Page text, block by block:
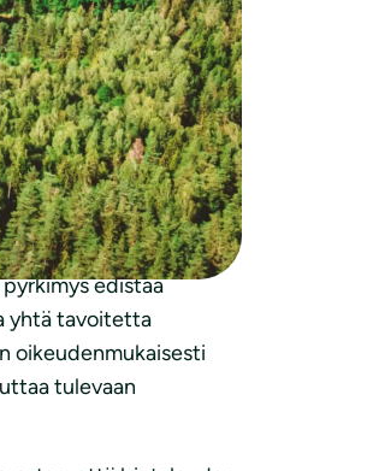
kannalta. Se
ja
tavoitteiden
eurooppalaisen
edistää
yhtä tavoitetta
oikeudenmukaisesti
tulevaan